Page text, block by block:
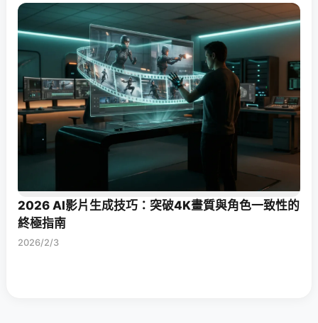
2026 AI影片生成技巧：突破4K畫質與角色一致性的
終極指南
2026/2/3